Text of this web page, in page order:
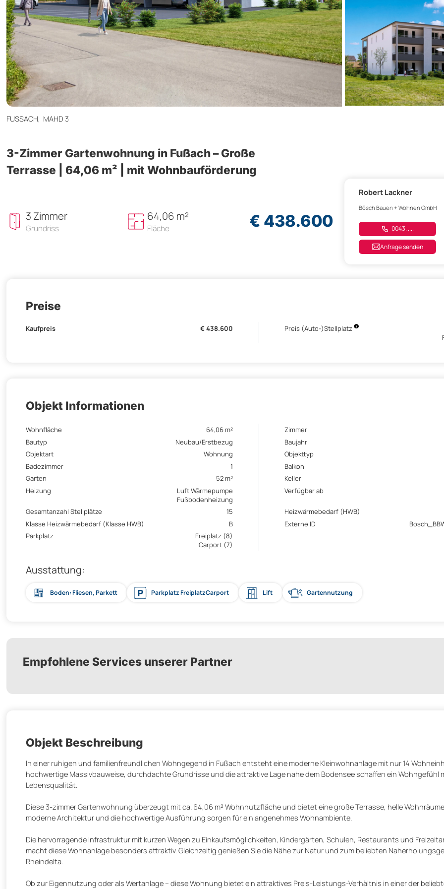
FUSSACH, MAHD 3
3-Zimmer Gartenwohnung in Fußach – Große
Terrasse | 64,06 m² | mit Wohnbauförderung
3 Zimmer
Grundriss
64,06 m²
Fläche € 438.600
Robert Lackner
Bösch Bauen + Wohnen GmbH
0043. ....
Anfrage senden
Preise
Kaufpreis € 438.600
Preis (Auto-)Stellplatz
Objekt Informationen
Wohnfläche 64,06 m²
Zimmer
Bautyp
Neubau/Erstbezug
Baujahr
Objektart
Wohnung
Objekttyp
Badezimmer
1
Balkon
Garten
52 m²
Keller
Heizung
Luft Wärmepumpe
Fußbodenheizung
Verfügbar ab
Gesamtanzahl Stellplätze 15
Heizwärmebedarf (HWB)
Klasse Heizwärmebedarf (Klasse HWB)
B Externe ID
Parkplatz
Freiplatz (8)
Carport (7)
Ausstattung:
Boden: Fliesen, Parkett Parkplatz FreiplatzCarport Lift Gartennutzung
Empfohlene Services unserer Partner
Objekt Beschreibung
In einer ruhigen und familienfreundlichen Wohngegend in Fußach entsteht eine moderne Kleinwohnanlage mit nur 14
hochwertige Massivbauweise, durchdachte Grundrisse und die attraktive Lage nahe dem Bodensee schaffen ein Wohngefühl
Lebensqualität.
Diese 3-zimmer Gartenwohnung überzeugt mit ca. 64,06 m² Wohnnutzfläche und bietet eine große Terrasse, helle
moderne Architektur und die hochwertige Ausführung sorgen für ein angenehmes Wohnambiente.
Die hervorragende Infrastruktur mit kurzen Wegen zu Einkaufsmöglichkeiten, Kindergärten, Schulen, Restaurants und
macht diese Wohnanlage besonders attraktiv. Gleichzeitig genießen Sie die Nähe zur Natur und zum beliebten
Rheindelta.
Ob zur Eigennutzung oder als Wertanlage – diese Wohnung bietet ein attraktives Preis-Leistungs-Verhältnis in einer der